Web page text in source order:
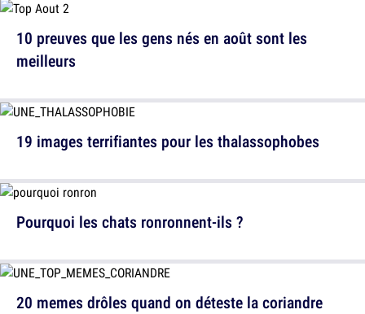
19 images terrifiantes pour les thalassophobes
20 memes drôles quand on déteste la coriandre
10 preuves que les gens nés en août sont les
meilleurs
Pourquoi les chats ronronnent-ils ?